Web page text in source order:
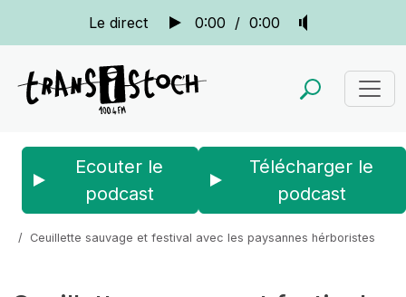
Le direct 0:00 / 0:00
Ecouter le
podcast
Télécharger le
podcast
Ceuillette sauvage et festival avec les paysannes hérboristes